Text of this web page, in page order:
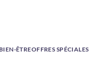
ÊTREOFFRES SPÉCIALES